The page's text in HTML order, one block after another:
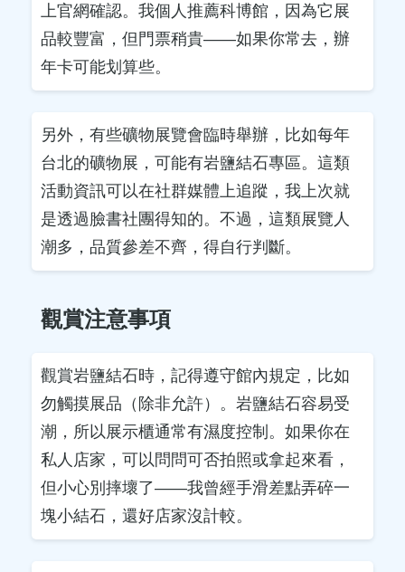
上官網確認。我個人推薦科博館，因為它展
品較豐富，但門票稍貴——如果你常去，辦
年卡可能划算些。
另外，有些礦物展覽會臨時舉辦，比如每年
台北的礦物展，可能有岩鹽結石專區。這類
活動資訊可以在社群媒體上追蹤，我上次就
是透過臉書社團得知的。不過，這類展覽人
潮多，品質參差不齊，得自行判斷。
觀賞注意事項
觀賞岩鹽結石時，記得遵守館內規定，比如
勿觸摸展品（除非允許）。岩鹽結石容易受
潮，所以展示櫃通常有濕度控制。如果你在
私人店家，可以問問可否拍照或拿起來看，
但小心別摔壞了——我曾經手滑差點弄碎一
塊小結石，還好店家沒計較。